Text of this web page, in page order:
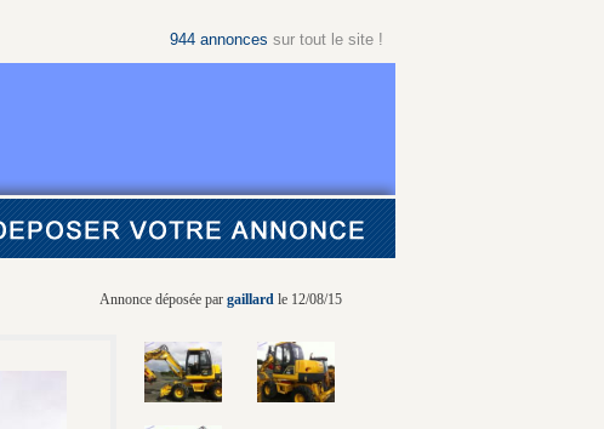
944 annonces sur tout le site !
Annonce déposée par gaillard le 12/08/15